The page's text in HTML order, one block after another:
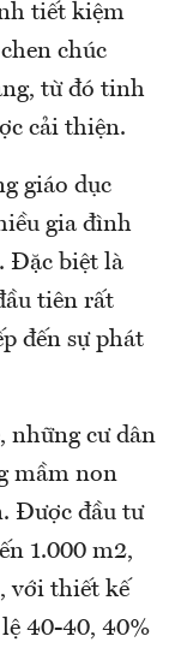
tiết kiệm
chúc
từ đó tinh
cải thiện.
giáo dục
gia đình
Đặc biệt là
tiên rất
đến sự phát
những cư dân
mầm non
Được đầu tư
1.000 m2,
với thiết kế
40-40, 40%